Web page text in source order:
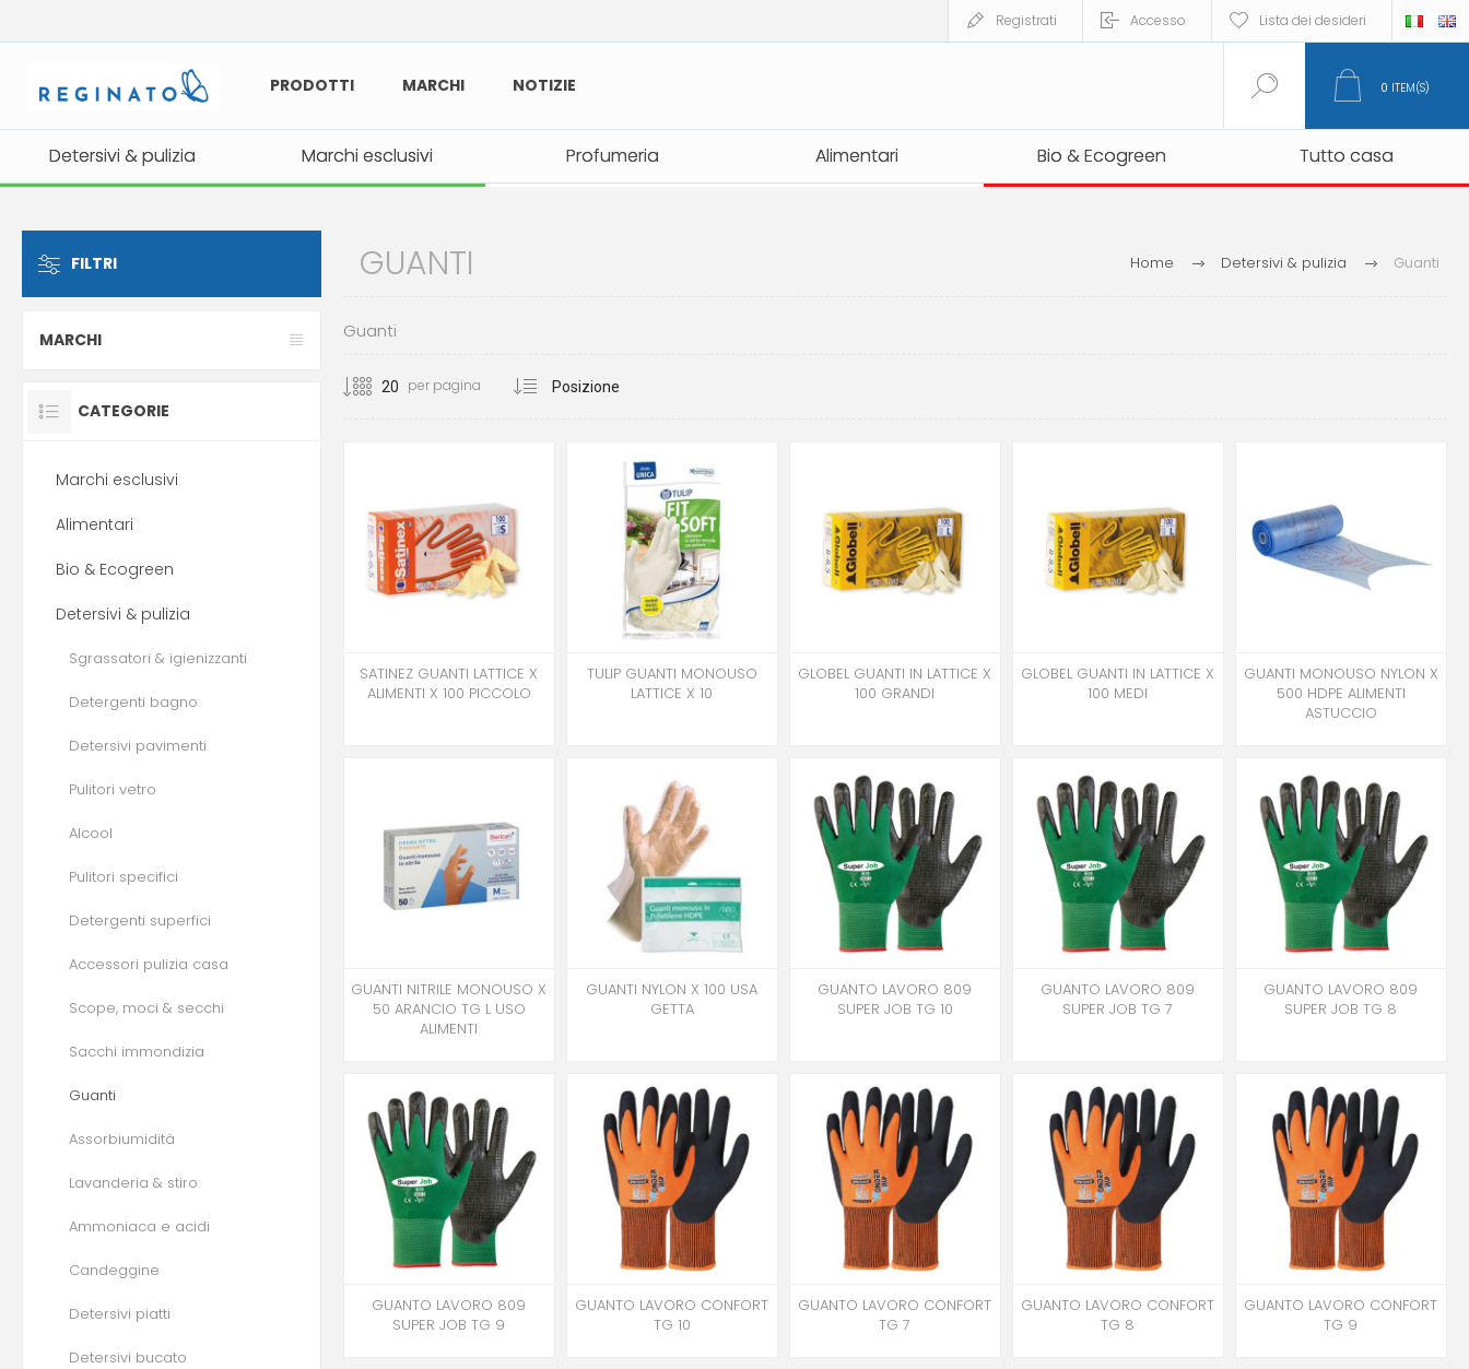
Registrati Accesso Lista dei desideri
PRODOTTI MARCHI NOTIZIE
Detersivi & pulizia Marchi esclusivi Profumeria Alimentari Bio & Ecogreen Tutto casa
Detersivi & pulizia Marchi esclusivi Profumeria Alimentari Bio & Ecogreen Tutto casa
0 ITEM(S)
Home Detersivi & pulizia Guanti
GUANTI
Guanti
per pagina
SATINEZ GUANTI LATTICE X
ALIMENTI X 100 PICCOLO
TULIP GUANTI MONOUSO
LATTICE X 10
GLOBEL GUANTI IN LATTICE X
100 GRANDI
GLOBEL GUANTI IN LATTICE X
100 MEDI
GUANTI MONOUSO NYLON X
500 HDPE ALIMENTI
ASTUCCIO
GUANTI NITRILE MONOUSO X
50 ARANCIO TG L USO
ALIMENTI
GUANTI NYLON X 100 USA
GETTA
GUANTO LAVORO 809
SUPER JOB TG 10
GUANTO LAVORO 809
SUPER JOB TG 7
GUANTO LAVORO 809
SUPER JOB TG 8
GUANTO LAVORO 809
SUPER JOB TG 9
GUANTO LAVORO CONFORT
TG 10
GUANTO LAVORO CONFORT
TG 7
GUANTO LAVORO CONFORT
TG 8
GUANTO LAVORO CONFORT
TG 9
FILTRI
MARCHI
CATEGORIE
Marchi esclusivi
Alimentari
Bio & Ecogreen
Detersivi & pulizia
Sgrassatori & igienizzanti
Detergenti bagno
Detersivi pavimenti
Pulitori vetro
Alcool
Pulitori specifici
Detergenti superfici
Accessori pulizia casa
Scope, moci & secchi
Sacchi immondizia
Guanti
Assorbiumidità
Lavanderia & stiro
Ammoniaca e acidi
Candeggine
Detersivi piatti
Detersivi bucato